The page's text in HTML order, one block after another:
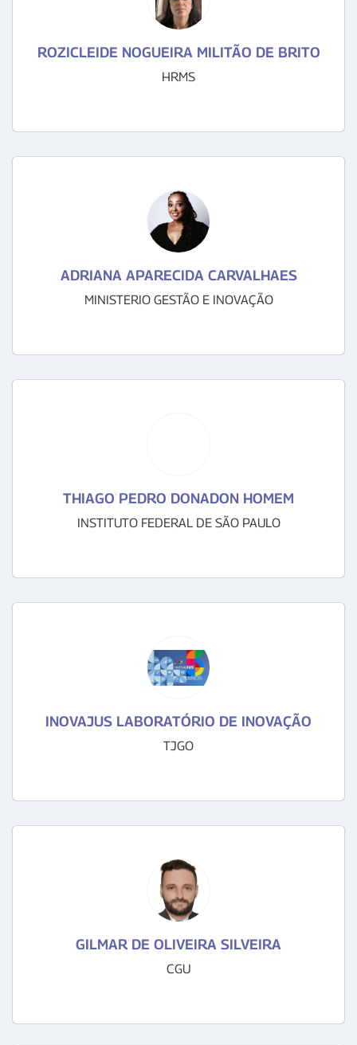
ROZICLEIDE NOGUEIRA MILITÃO DE BRITO
HRMS
ADRIANA APARECIDA CARVALHAES
MINISTERIO GESTÃO E INOVAÇÃO
THIAGO PEDRO DONADON HOMEM
INSTITUTO FEDERAL DE SÃO PAULO
INOVAJUS LABORATÓRIO DE INOVAÇÃO
TJGO
GILMAR DE OLIVEIRA SILVEIRA
CGU